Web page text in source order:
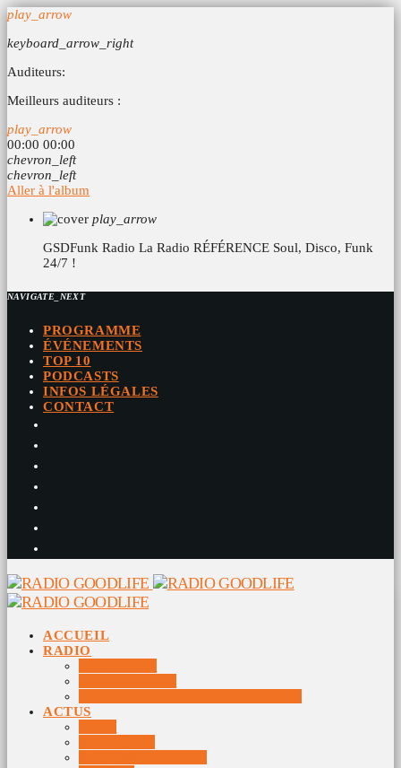
play_arrow
keyboard_arrow_right
Auditeurs:
Meilleurs auditeurs :
play_arrow
00:00 00:00
chevron_left
chevron_left
Aller à l'album
play_arrow
GSDFunk Radio La Radio RÉFÉRENCE Soul, Disco, Funk
24/7 !
NAVIGATE_NEXT
PROGRAMME
ÉVÉNEMENTS
TOP 10
PODCASTS
INFOS LÉGALES
CONTACT
ACCUEIL
RADIO
ACTUS